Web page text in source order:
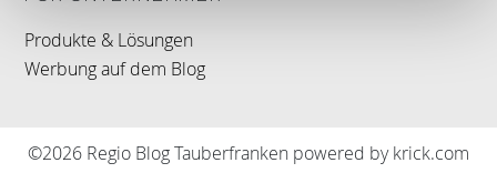
Produkte & Lösungen
Werbung auf dem Blog
©2026 Regio Blog Tauberfranken powered by krick.com